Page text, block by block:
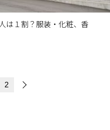
は１割？服装・化粧、香
2